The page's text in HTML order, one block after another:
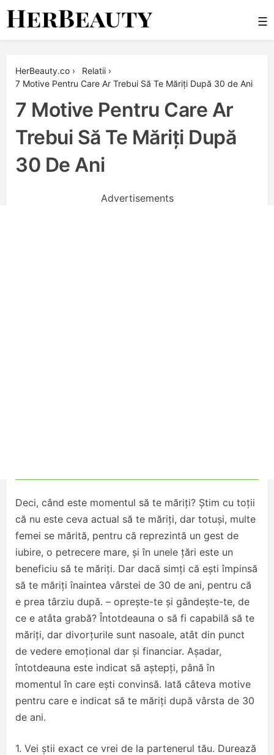
Skip
☰
HerBeauty.co › Relatii ›
7 Motive Pentru Care Ar Trebui Să Te Măriți După 30 de Ani
7 Motive Pentru Care Ar
Trebui Să Te Măriți După
30 De Ani
Advertisements
Deci, când este momentul să te măriți? Știm cu toții
că nu este ceva actual să te măriți, dar totuși, multe
femei se mărită, pentru că reprezintă un gest de
iubire, o petrecere mare, și în unele țări este un
beneficiu să te măriți. Dar dacă simți că ești împinsă
să te măriți înaintea vârstei de 30 de ani, pentru că
e prea târziu după. – oprește-te și gândește-te, de
ce e atâta grabă? Întotdeauna o să fi capabilă să te
măriți, dar divorțurile sunt nasoale, atât din punct
de vedere emoțional dar și financiar. Așadar,
întotdeauna este indicat să aștepți, până în
momentul în care ești convinsă. Iată câteva motive
pentru care e indicat să te măriți după vârsta de 30
de ani.
1. Vei știi exact ce vrei de la partenerul tău. Durează